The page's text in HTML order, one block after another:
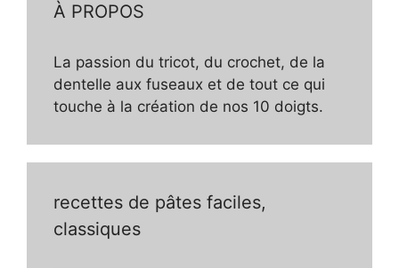
À PROPOS
La passion du tricot, du crochet, de la
dentelle aux fuseaux et de tout ce qui
touche à la création de nos 10 doigts.
recettes de pâtes faciles,
classiques